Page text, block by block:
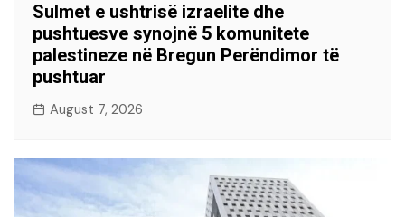
Sulmet e ushtrisë izraelite dhe
pushtuesve synojnë 5 komunitete
palestineze në Bregun Perëndimor të
pushtuar
August 7, 2026